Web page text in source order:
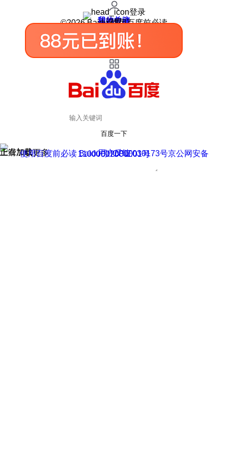
登录
我的关注
我的收藏
皮肤中心
用户反馈
设置
©2026 Baidu 使用百度前必读
百度一下
正在加载
上滑加载更多 用户反馈
使用百度前必读 Baidu 京ICP证030173号
京公网安备11000002000001号